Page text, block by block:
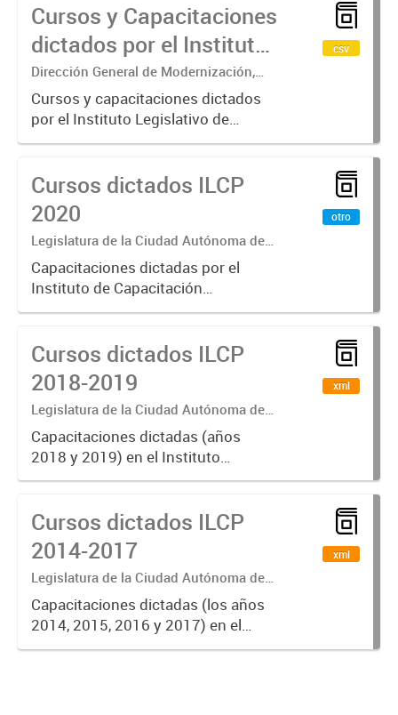
Cursos y Capacitaciones
dictados por el Instituto
Legislativo de
Capacitación
Permanente (ILCP)
Dirección General de Modernización,
Sustentabilidad y Fortalecimiento
Institucional
Cursos y capacitaciones dictados
por el Instituto Legislativo de
Capacitación Permanente (ILCP).
el área temática, la cantidad de
horas y el número de
participantes...
csv
Cursos dictados ILCP
2020
Legislatura de la Ciudad Autónoma de
Buenos Aires
Capacitaciones dictadas por el
Instituto de Capacitación
Permanente (ILCP) durante el año
otro
Cursos dictados ILCP
2018-2019
Legislatura de la Ciudad Autónoma de
Buenos Aires
Capacitaciones dictadas (años
2018 y 2019) en el Instituto
Legislativo de Capacitación
denominación, eje y cantidad de
horas cátedra.
xml
Cursos dictados ILCP
2014-2017
Legislatura de la Ciudad Autónoma de
Buenos Aires
Capacitaciones dictadas (los años
2014, 2015, 2016 y 2017) en el
Instituto Legislativo de
xml